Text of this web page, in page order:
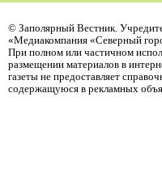
© Заполярный Вестник.
«Медиакомпания «Северный
При полном или частичном
размещении материалов в
газеты не предоставляет
содержащуюся в рекламных